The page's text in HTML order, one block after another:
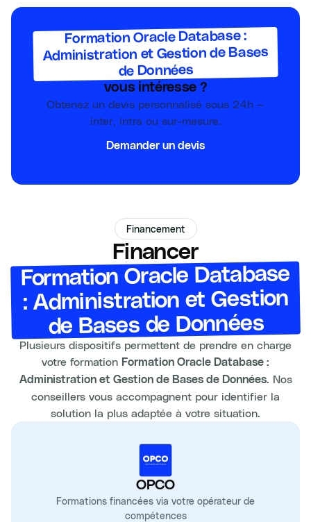
Formation Oracle Database :
Administration et Gestion de Bases
de Données
vous intéresse ?
Obtenez un devis personnalisé sous 24h —
inter, intra ou sur-mesure.
Demander un devis
Financement
Financer
Formation Oracle Database
: Administration et Gestion
de Bases de Données
Plusieurs dispositifs permettent de prendre en charge
votre formation Formation Oracle Database :
Administration et Gestion de Bases de Données. Nos
conseillers vous accompagnent pour identifier la
solution la plus adaptée à votre situation.
OPCO
Formations financées via votre opérateur de
compétences